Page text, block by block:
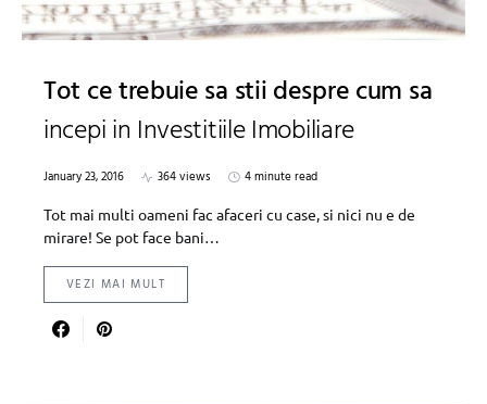
Tot ce trebuie sa stii despre cum sa
incepi in Investitiile Imobiliare
January 23, 2016 364 views
4 minute read
Tot mai multi oameni fac afaceri cu case, si nici nu e de
mirare! Se pot face bani…
VEZI MAI MULT